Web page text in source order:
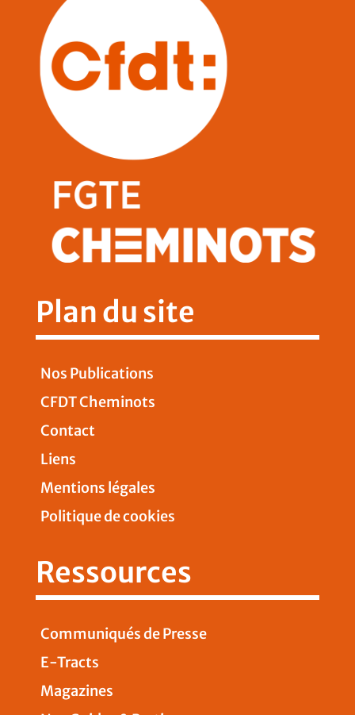
Plan du site
Nos Publications
CFDT Cheminots
Contact
Liens
Mentions légales
Politique de cookies
Ressources
Communiqués de Presse
E-Tracts
Magazines